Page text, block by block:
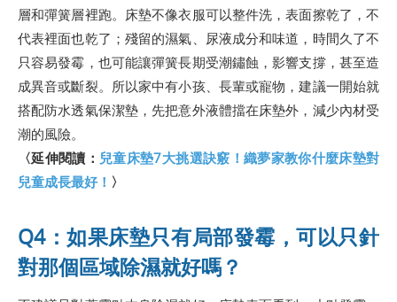
層和彈簧層裡跑。床墊不像衣服可以整件洗，表面擦乾了，不
代表裡面也乾了；殘留的濕氣、尿液成分和味道，時間久了不
只容易發霉，也可能讓彈簧長期受潮鏽蝕，影響支撐，甚至造
成異音或斷裂。所以家中有小孩、長輩或寵物，建議一開始就
搭配防水透氣保潔墊，先把意外液體擋在床墊外，減少內材受
潮的風險。
〈延伸閱讀： 兒童床墊7大挑選訣竅！織夢家教你什麼床墊對
兒童成長最好！ 〉
Q4：如果床墊只有局部發霉，可以只針
對那個區域除濕就好嗎？